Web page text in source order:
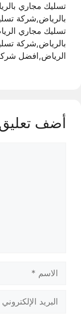
تسليك مجاري
بالرياض,شركة
تسليك مجاري
بالرياض,شركة
الرياض,افضل
أضف
الاسم
البريد
الإلكتروني